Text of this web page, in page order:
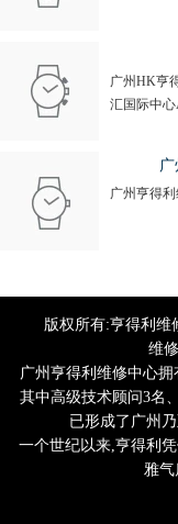
广州HK亨
汇国际中
广州亨得利
版权所有:亨得利维
维
广州亨得利维修中心拥
其中高级技术顾问3名
已形成了广州
一个世纪以来,亨得利
雅气